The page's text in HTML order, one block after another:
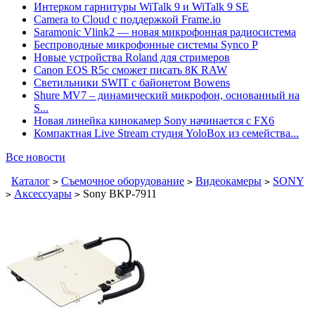
Интерком гарнитуры WiTalk 9 и WiTalk 9 SE
Camera to Cloud с поддержкой Frame.io
Saramonic Vlink2 — новая микрофонная радиосистема
Беспроводные микрофонные системы Synco P
Новые устройства Roland для стримеров
Canon EOS R5c сможет писать 8К RAW
Светильники SWIT с байонетом Bowens
Shure MV7 – динамический микрофон, основанный на
S...
Новая линейка кинокамер Sony начинается с FX6
Компактная Live Stream студия YoloBox из семейства...
Все новости
Каталог > Съемочное оборудование > Видеокамеры > SONY
> Аксессуары > Sony BKP-7911